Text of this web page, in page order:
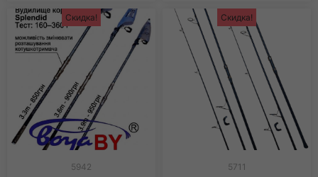
Скидка!
5942
Скидка!
5711